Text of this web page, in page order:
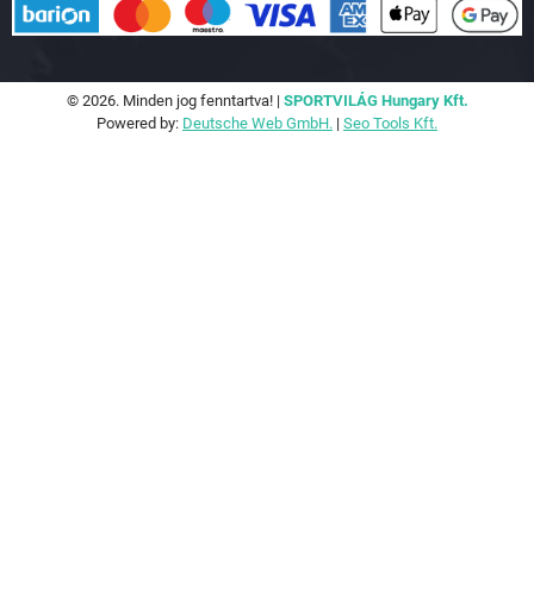
© 2026. Minden jog fenntartva! | SPORTVILÁG Hungary Kft.
Powered by: Deutsche Web GmbH. | Seo Tools Kft.